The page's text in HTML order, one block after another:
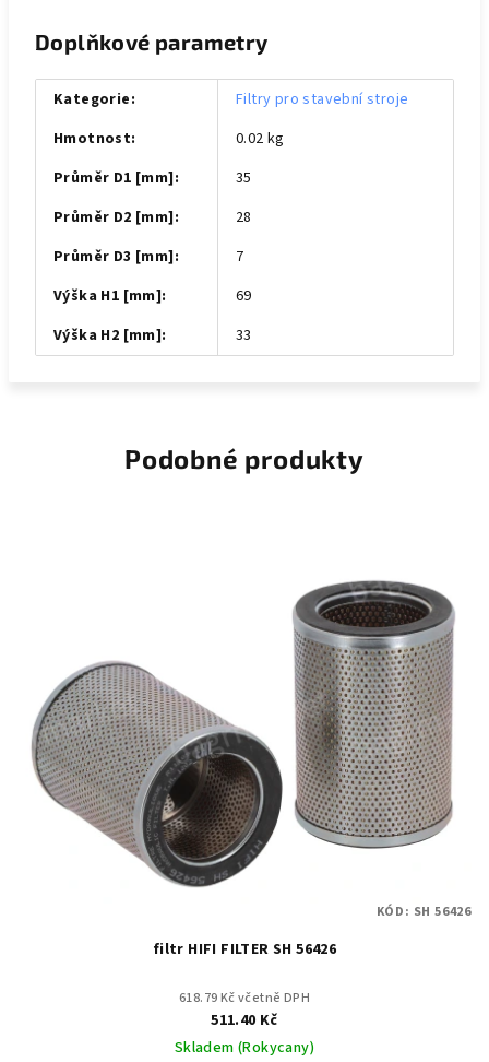
Doplňkové parametry
Kategorie:
Filtry pro stavební stroje
Hmotnost:
0.02 kg
Průměr D1 [mm]:
35
Průměr D2 [mm]:
28
Průměr D3 [mm]:
7
Výška H1 [mm]:
69
Výška H2 [mm]: 33
Podobné produkty
filtr HIFI FILTER SH 56426
618.79 Kč včetně DPH
511.40 Kč
Skladem (Rokycany)
KÓD: SH 56426